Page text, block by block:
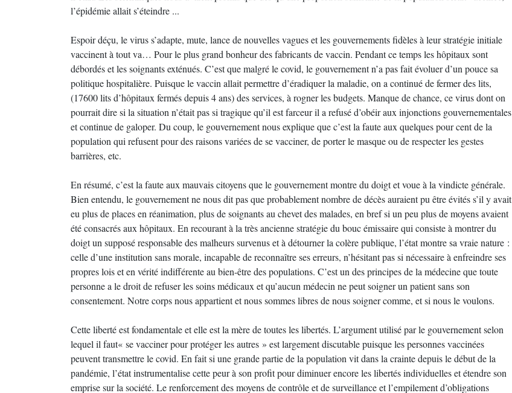
l’épidémie allait s’éteindre ...
Espoir déçu, le virus s’adapte, mute, lance de nouvelles vagues et les gouvernements fidèles à leur stratégie initiale
vaccinent à tout va… Pour le plus grand bonheur des fabricants de vaccin. Pendant ce temps les hôpitaux sont
débordés et les soignants exténués. C’est que malgré le covid, le gouvernement n’a pas fait évoluer d’un pouce sa
politique hospitalière. Puisque le vaccin allait permettre d’éradiquer la maladie, on a continué de fermer des lits,
(17600 lits d’hôpitaux fermés depuis 4 ans) des services, à rogner les budgets. Manque de chance, ce virus dont on
pourrait dire si la situation n’était pas si tragique qu’il est farceur il a refusé d’obéir aux injonctions gouvernementales
et continue de galoper. Du coup, le gouvernement nous explique que c’est la faute aux quelques pour cent de la
population qui refusent pour des raisons variées de se vacciner, de porter le masque ou de respecter les gestes
barrières, etc.
En résumé, c’est la faute aux mauvais citoyens que le gouvernement montre du doigt et voue à la vindicte générale.
Bien entendu, le gouvernement ne nous dit pas que probablement nombre de décès auraient pu être évités s’il y avait
eu plus de places en réanimation, plus de soignants au chevet des malades, en bref si un peu plus de moyens avaient
été consacrés aux hôpitaux. En recourant à la très ancienne stratégie du bouc émissaire qui consiste à montrer du
doigt un supposé responsable des malheurs survenus et à détourner la colère publique, l’état montre sa vraie nature :
celle d’une institution sans morale, incapable de reconnaître ses erreurs, n’hésitant pas si nécessaire à enfreindre ses
propres lois et en vérité indifférente au bien-être des populations. C’est un des principes de la médecine que toute
personne a le droit de refuser les soins médicaux et qu’aucun médecin ne peut soigner un patient sans son
consentement. Notre corps nous appartient et nous sommes libres de nous soigner comme, et si nous le voulons.
Cette liberté est fondamentale et elle est la mère de toutes les libertés. L’argument utilisé par le gouvernement selon
lequel il faut« se vacciner pour protéger les autres » est largement discutable puisque les personnes vaccinées
peuvent transmettre le covid. En fait si une grande partie de la population vit dans la crainte depuis le début de la
pandémie, l’état instrumentalise cette peur à son profit pour diminuer encore les libertés individuelles et étendre son
emprise sur la société. Le renforcement des moyens de contrôle et de surveillance et l’empilement d’obligations